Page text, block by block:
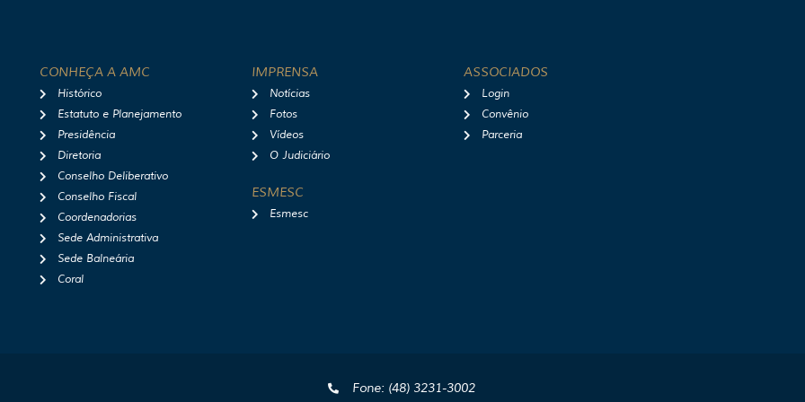
CONHEÇA A AMC
Histórico
Estatuto e Planejamento
Presidência
Diretoria
Conselho Deliberativo
Conselho Fiscal
Coordenadorias
Sede Administrativa
Sede Balneária
Coral
IMPRENSA
Notícias
Fotos
Vídeos
O Judiciário
ESMESC
Esmesc
ASSOCIADOS
Login
Convênio
Parceria
Fone: (48) 3231-3002